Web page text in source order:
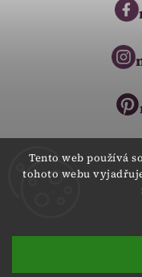
Tento web používá
tohoto webu